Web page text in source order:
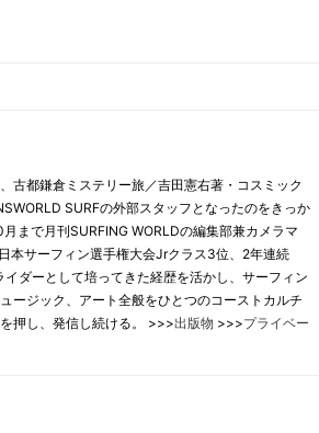
古都鎌倉ミステリー旅／吉田憲右著・コスミック
SURFの外部スタッフとなったのをきっか
まで月刊SURFING WORLDの編集部兼カメラマ
本サーフィン選手権大会Jrクラス3位、2年連続
ダーとして培ってきた経歴を活かし、サーフィン
ージック、アート全般をひとつのコーストカルチ
押し、発信し続ける。 >>>出版物 >>>プライベー